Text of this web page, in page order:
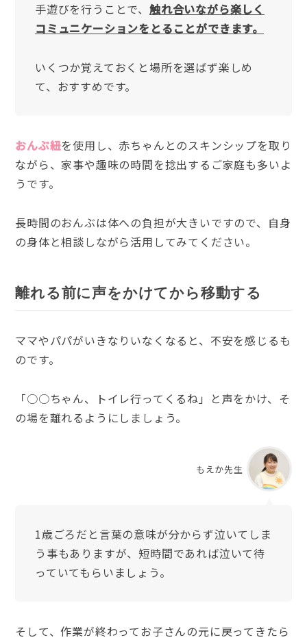
手遊びを行うことで、 触れ合いながら楽しく
コミュニケーションをとることができます。
いくつか覚えておくと場所を選ばず楽しめ
て、おすすめです。
おんぶ紐を使用し、赤ちゃんとのスキンシップを取り
ながら、家事や趣味の時間を捻出するご家庭も多いよ
うです。
長時間のおんぶは体への負担が大きいですので、自身
の身体と相談しながら活用してみてください。
離れる前に声をかけてから移動する
ママやパパがいきなりいなくなると、不安を感じるも
のです。
「○○ちゃん、トイレ行ってくるね」と声をかけ、そ
の場を離れるようにしましょう。
もえか先生
1歳ごろだと言葉の意味が分からず泣いてしま
う事もありますが、短時間であれば泣いて待
っていてもらいましょう。
そして、作業が終わってお子さんの元に戻ってきたら